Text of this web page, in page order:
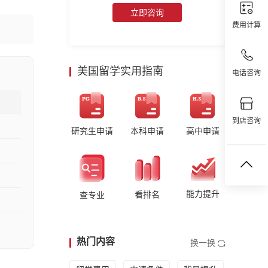
费用计算
电话咨询
到店咨询
立即咨询
美国留学实用指南
研究生申请 本科申请 高中申请
查专业 看排名 能力提升
热门内容 换一换